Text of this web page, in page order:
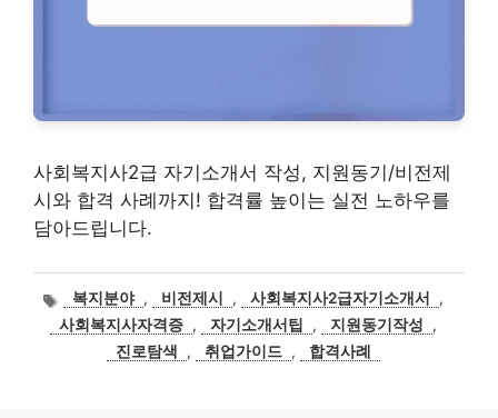
사회복지사2급 자기소개서 작성, 지원동기/비전제
시와 합격 사례까지! 합격률 높이는 실전 노하우를
담아드립니다.
태
그
복지분야 , 비전제시 , 사회복지사2급자기소개서
,
사회복지사자격증 , 자기소개서팁 , 지원동기작성
,
진로탐색
, 취업가이드 , 합격사례